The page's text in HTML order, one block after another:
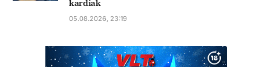
kardiak
05.08.2026, 23:19